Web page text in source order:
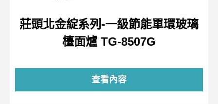
莊頭北金綻系列-一級節能單環玻璃
檯面爐 TG-8507G
查看內容